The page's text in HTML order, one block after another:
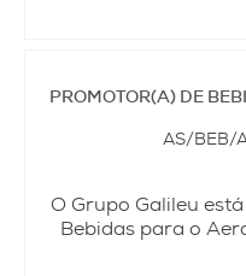
PROMOTOR(A) DE
AS/BEB/
O Grupo Galileu
Bebidas para o